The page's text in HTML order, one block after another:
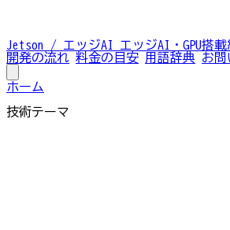
Jetson / エッジAI
エッジAI・GPU搭
開発の流れ 料金の目安 用語辞典 お問
ホーム
技術テーマ